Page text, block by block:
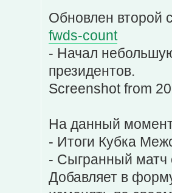
Обновлен второй
fwds-count
- Начал
президентов.
Screenshot from
На данный
- Итоги Кубка
- Сыгранный матч
Добавляет в